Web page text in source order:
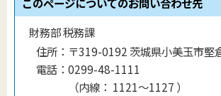
このページについてのお問い合わせ先
財務部 税務課
住所： 〒319-0192 茨城県小美玉市堅
電話： 0299-48-1111
（内線 ： 1121〜1127 ）